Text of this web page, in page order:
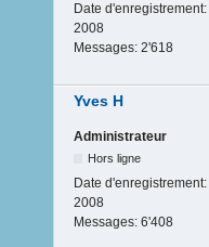
Date d'enregistrement:
2008
Messages: 2'618
Yves H
Administrateur
Hors ligne
Date d'enregistrement:
2008
Messages: 6'408